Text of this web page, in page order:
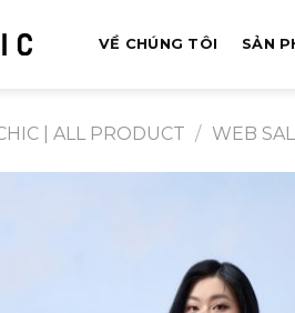
VỀ CHÚNG TÔI SẢN
| ALL PRODUCT / WEB